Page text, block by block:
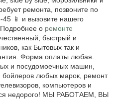
ремонта, позвоните по
📱 и вызовите нашего
о ремонте
быстрый и
как Бытовых так и
Форма оплаты любая.
и посудомоечных машин,
бойлеров любых марок, ремонт
компьютеров и
недорого! МЫ РАБОТАЕМ, ВЫ